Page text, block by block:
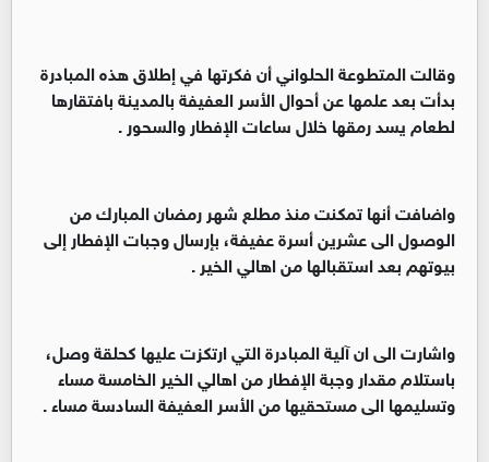
وقالت المتطوعة الحلواني أن فكرتها في إطلاق هذه المبادرة
بدأت بعد علمها عن أحوال الأسر العفيفة بالمدينة بافتقارها
لطعام يسد رمقها خلال ساعات الإفطار والسحور .
واضافت أنها تمكنت منذ مطلع شهر رمضان المبارك من
الوصول الى عشرين أسرة عفيفة، بإرسال وجبات الإفطار إلى
بيوتهم بعد استقبالها من اهالي الخير .
واشارت الى ان آلية المبادرة التي ارتكزت عليها كحلقة وصل،
باستلام مقدار وجبة الإفطار من اهالي الخير الخامسة مساء
وتسليمها الى مستحقيها من الأسر العفيفة السادسة مساء .